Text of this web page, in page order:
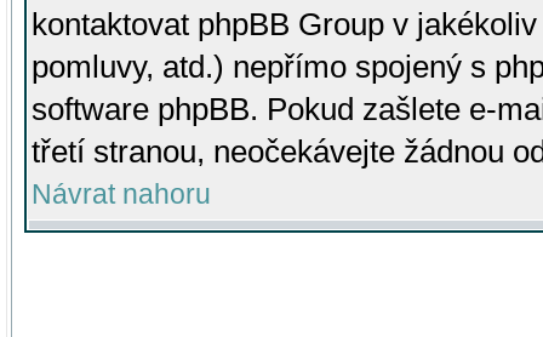
kontaktovat phpBB Group v
pomluvy, atd.) nepřímo spojený s
software phpBB. Pokud zašlete e-
třetí stranou, neočekávejte žádnou
Návrat nahoru